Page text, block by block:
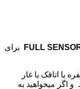
FULL
برای
یا اتاقک یا غار
و اگر میخواهید به